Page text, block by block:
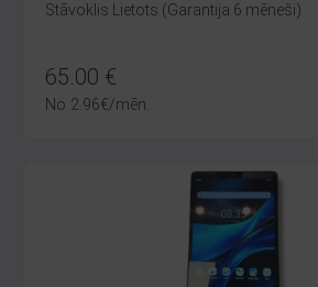
Stāvoklis Lietots (Garantija 6 mēneši)
65.00 €
No 2.96€/mēn.